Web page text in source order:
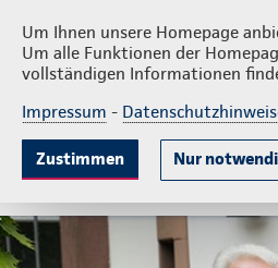
Um Ihnen unsere Homepage
Um alle Funktionen der
vollständigen Informationen
Impressum -
Zustimmen Nur
Norbert Schlöder
Krankenversicherung